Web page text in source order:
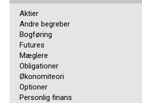
Aktier
Andre begreber
Bogføring
Futures
Mæglere
Obligationer
Økonomiteori
Optioner
Personlig finans